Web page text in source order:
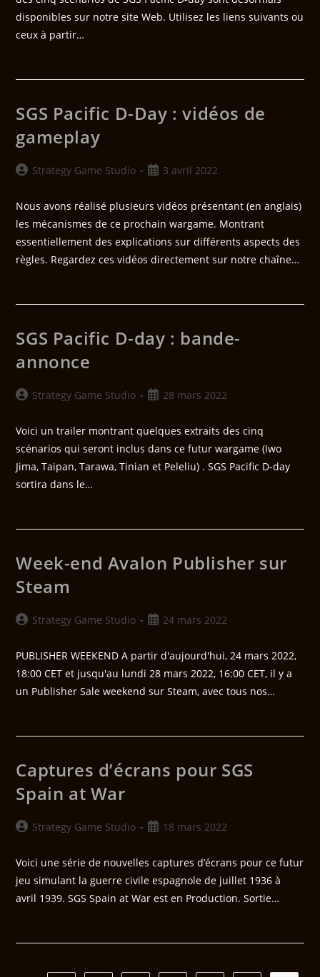
disponibles sur notre site Web. Utilisez les liens suivants ou
ceux à partir…
SGS Pacific D-Day : vidéos de
gameplay
Strategy Game Studio 3 avril 2022
Nous avons réalisé plusieurs vidéos présentant (en anglais)
les mécanismes de ce prochain wargame. Montrant
essentiellement des explications sur différents aspects des
règles. Regardez ces vidéos directement sur notre chaîne…
SGS Pacific D-day : bande-
annonce
Strategy Game Studio 28 mars 2022
Voici un trailer montrant quelques extraits des cinq
scénarios qui seront inclus dans ce futur wargame (Iwo
Jima, Taipan, Tarawa, Tinian et Peleliu) . SGS Pacific D-day
sortira dans le…
Week-end Avalon Publisher sur
Steam
Strategy Game Studio 24 mars 2022
PUBLISHER WEEKEND A partir d'aujourd'hui, 24 mars 2022,
18:00 CET et jusqu'au lundi 28 mars 2022, 16:00 CET, il y a
un Publisher Sale weekend sur Steam, avec tous nos…
Captures d’écrans pour SGS
Spain at War
Strategy Game Studio 18 mars 2022
Voici une série de nouvelles captures d’écrans pour ce futur
jeu simulant la guerre civile espagnole de juillet 1936 à
avril 1939. SGS Spain at War est en Production. Sortie…